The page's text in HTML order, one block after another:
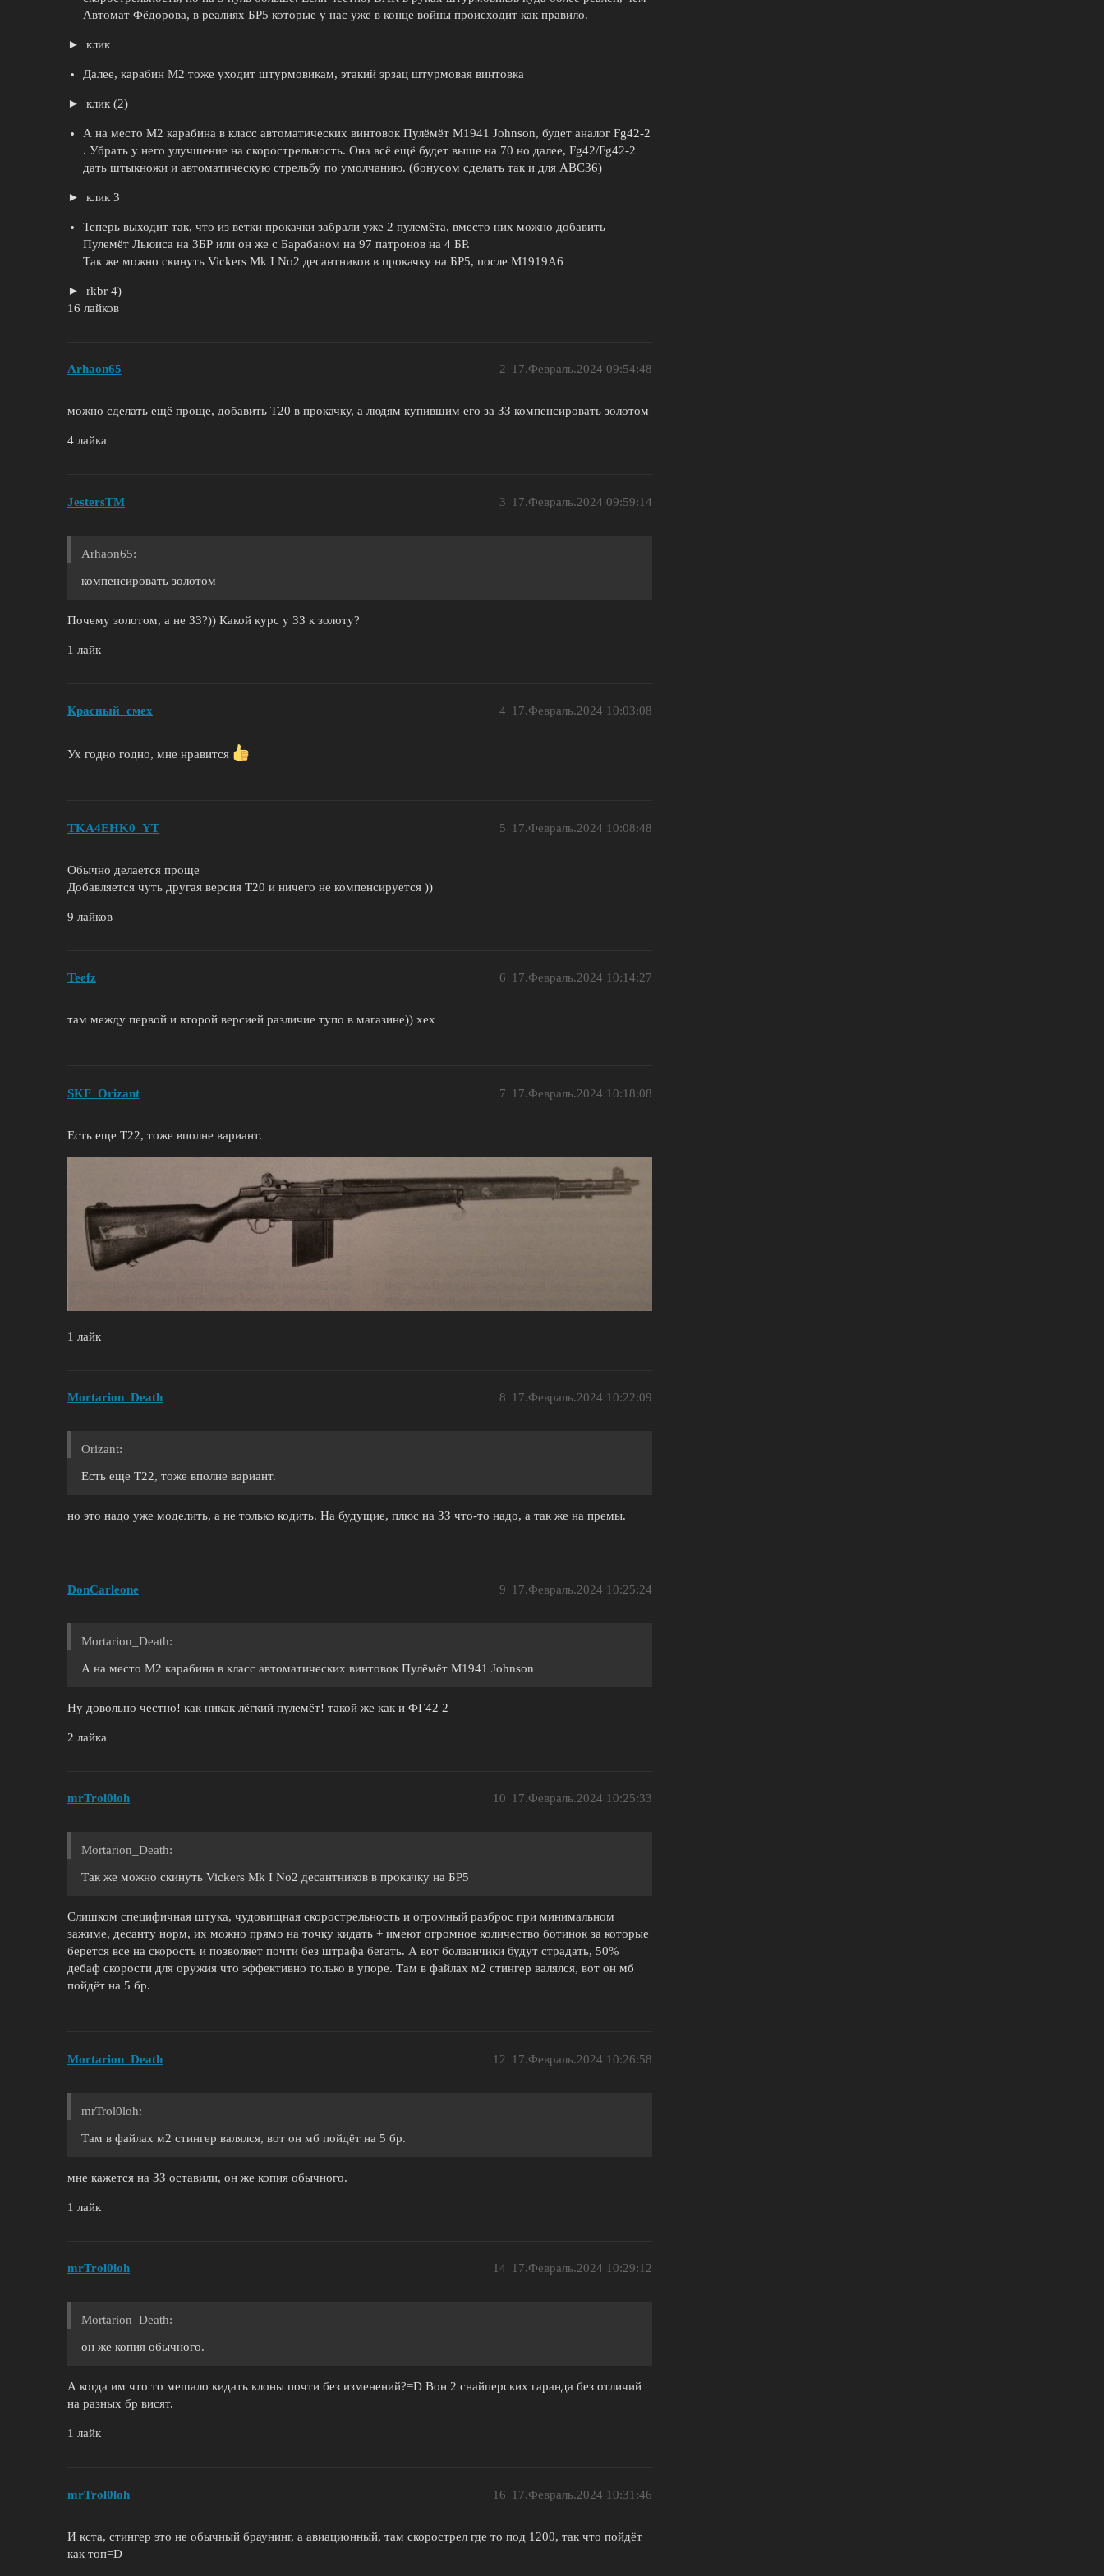
Автомат Фёдорова, в реалиях БР5 которые у нас уже в конце войны происходит как правило.
клик
Далее, карабин М2 тоже уходит штурмовикам, этакий эрзац штурмовая винтовка
клик (2)
А на место М2 карабина в класс автоматических винтовок Пулёмёт M1941 Johnson, будет аналог Fg42-2
. Убрать у него улучшение на скорострельность. Она всё ещё будет выше на 70 но далее, Fg42/Fg42-2
дать штыкножи и автоматическую стрельбу по умолчанию. (бонусом сделать так и для АВС36)
клик 3
Теперь выходит так, что из ветки прокачки забрали уже 2 пулемёта, вместо них можно добавить
Пулемёт Льюиса на 3БР или он же с Барабаном на 97 патронов на 4 БР.
Так же можно скинуть Vickers Mk I No2 десантников в прокачку на БР5, после M1919A6
rkbr 4)
16 лайков
Arhaon65 17.Февраль.2024 09:54:48
2
можно сделать ещё проще, добавить Т20 в прокачку, а людям купившим его за ЗЗ компенсировать золотом
4 лайка
JestersTM 17.Февраль.2024 09:59:14
3
Arhaon65:
компенсировать золотом
Почему золотом, а не ЗЗ?)) Какой курс у ЗЗ к золоту?
1 лайк
Красный_смех 17.Февраль.2024 10:03:08
4
Ух годно годно, мне нравится
TKA4EHK0_YT 17.Февраль.2024 10:08:48
5
Обычно делается проще
Добавляется чуть другая версия Т20 и ничего не компенсируется ))
9 лайков
Teefz 17.Февраль.2024 10:14:27
6
там между первой и второй версией различие тупо в магазине)) хех
SKF_Orizant 17.Февраль.2024 10:18:08
7
Есть еще Т22, тоже вполне вариант.
1 лайк
Mortarion_Death 17.Февраль.2024 10:22:09
8
Orizant:
Есть еще Т22, тоже вполне вариант.
но это надо уже моделить, а не только кодить. На будущие, плюс на ЗЗ что-то надо, а так же на премы.
DonCarleone 17.Февраль.2024 10:25:24
9
Mortarion_Death:
А на место М2 карабина в класс автоматических винтовок Пулёмёт M1941 Johnson
Ну довольно честно! как никак лёгкий пулемёт! такой же как и ФГ42 2
2 лайка
mrTrol0loh 17.Февраль.2024 10:25:33
10
Mortarion_Death:
Так же можно скинуть Vickers Mk I No2 десантников в прокачку на БР5
Слишком специфичная штука, чудовищная скорострельность и огромный разброс при минимальном
зажиме, десанту норм, их можно прямо на точку кидать + имеют огромное количество ботинок за которые
берется все на скорость и позволяет почти без штрафа бегать. А вот болванчики будут страдать, 50%
дебаф скорости для оружия что эффективно только в упоре. Там в файлах м2 стингер валялся, вот он мб
пойдёт на 5 бр.
Mortarion_Death 17.Февраль.2024 10:26:58
12
mrTrol0loh:
Там в файлах м2 стингер валялся, вот он мб пойдёт на 5 бр.
мне кажется на ЗЗ оставили, он же копия обычного.
1 лайк
mrTrol0loh 17.Февраль.2024 10:29:12
14
Mortarion_Death:
он же копия обычного.
А когда им что то мешало кидать клоны почти без изменений?=D Вон 2 снайперских гаранда без отличий
на разных бр висят.
1 лайк
mrTrol0loh 17.Февраль.2024 10:31:46
16
И кста, стингер это не обычный браунинг, а авиационный, там скорострел где то под 1200, так что пойдёт
как топ=D